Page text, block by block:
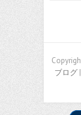
ブログ